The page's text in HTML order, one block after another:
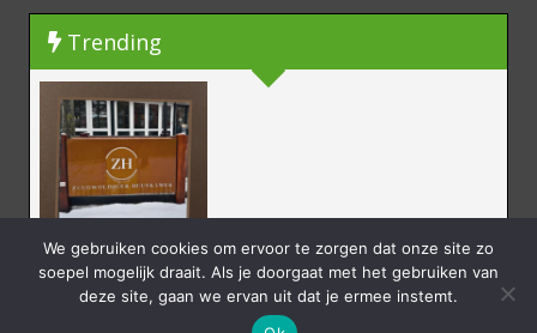
Trending
TAATSDEUR IN STIJLVOL CHAMPAGNE
SAMENWERKING IN VAKMANSCHAP
MAATWERK VERLICHTING
We gebruiken cookies om ervoor te zorgen dat onze site zo
soepel mogelijk draait. Als je doorgaat met het gebruiken van
deze site, gaan we ervan uit dat je ermee instemt.